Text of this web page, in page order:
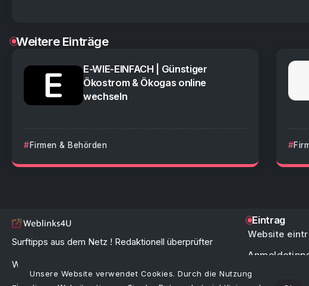
Weitere Einträge
E-WIE-EINFACH | Günstiger
Ökostrom & Ökogas online
wechseln
Firmen & Behörden
Surftipps aus dem Netz ! Redaktionell überprüfter
Webkatalog & Linkverzeichnis zur schnellen und
Eintrag
Website
FAQ / Hilfe
Unsere Website verwendet Cookies. Durch die Nutzung